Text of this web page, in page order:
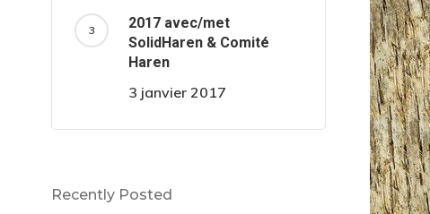
2017 avec/met
SolidHaren & Comité
Haren
3 janvier 2017
Recently Posted